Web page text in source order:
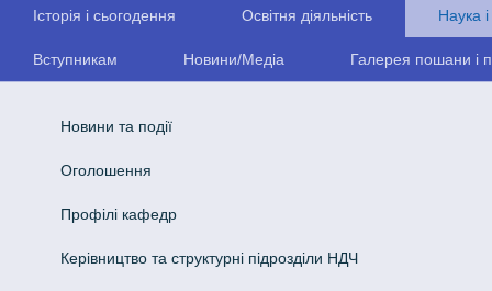
Історія і сьогодення Освітня діяльність Наука
Вступникам Новини/Медіа Галерея пошани і
Новини та події
Оголошення
Профілі кафедр
Керівництво та структурні підрозділи НДЧ